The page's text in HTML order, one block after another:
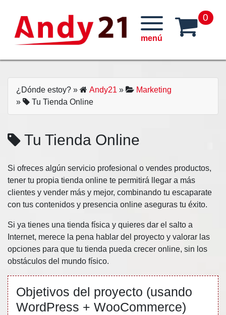
content
0
¿Dónde estoy? » Andy21 »
Marketing
»
Tu Tienda Online
Tu Tienda Online
Si ofreces algún servicio profesional o vendes productos,
tener tu propia tienda online te permitirá llegar a más
clientes y vender más y mejor, combinando tu escaparate
con tus contenidos y presencia online aseguras tu éxito.
Si ya tienes una tienda física y quieres dar el salto a
Internet, merece la pena hablar del proyecto y valorar las
opciones para que tu tienda pueda crecer online, sin los
obstáculos del mundo físico.
Objetivos del proyecto (usando
WordPress + WooCommerce)